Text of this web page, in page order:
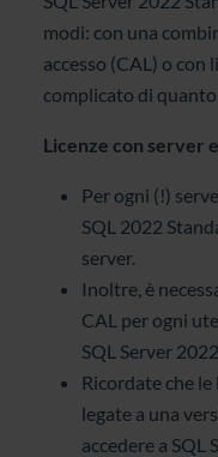
modi: con una
accesso (CAL) o con
complicato di
Licenze con server
Per ogni (!)
SQL 2022
server.
Inoltre, è
CAL per ogni
SQL Server 2022.
Ricordate che le
legate a una
accedere a SQL